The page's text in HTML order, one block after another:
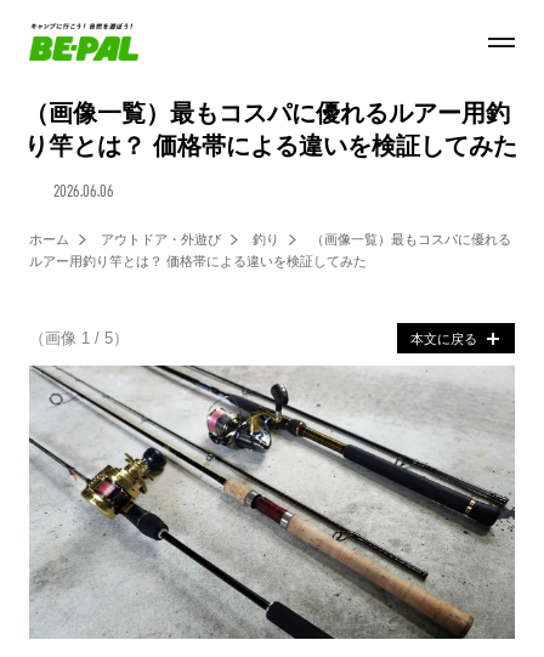
（画像一覧）最もコスパに優れるルアー用釣
り竿とは？ 価格帯による違いを検証してみた
2026.06.06
ホーム アウトドア・外遊び 釣り
（画像一覧）最もコスパに優れる
ルアー用釣り竿とは？ 価格帯による違いを検証してみた
（画像 1 / 5） 本文に戻る